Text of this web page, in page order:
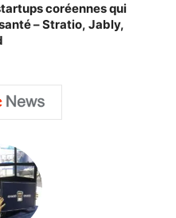
coréennes qui
– Stratio, Jably,